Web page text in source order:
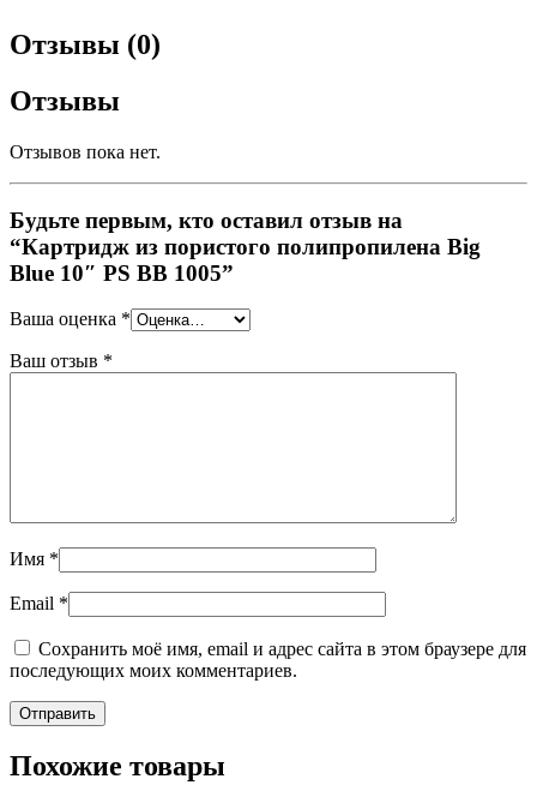
Отзывы (0)
Отзывы
Отзывов пока нет.
Будьте первым, кто оставил отзыв на
“Картридж из пористого полипропилена Big
Blue 10″ PS BB 1005”
Ваша оценка *
Ваш отзыв *
Имя *
Email *
Сохранить моё имя, email и адрес сайта в этом браузере для
последующих моих комментариев.
Похожие товары